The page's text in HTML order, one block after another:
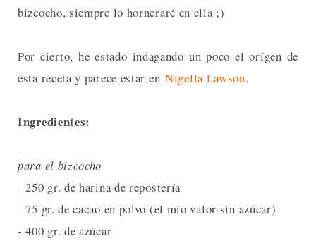
bizcocho, siempre lo horneraré en ella ;)
Por cierto, he estado indagando un poco el orígen de
ésta receta y parece estar en Nigella Lawson.
Ingredientes:
para el bizcocho
- 250 gr. de harina de repostería
- 75 gr. de cacao en polvo (el mío valor sin azúcar)
- 400 gr. de azúcar